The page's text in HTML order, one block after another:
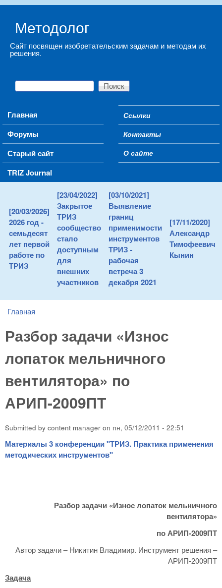
Методолог
Сайт посвящен изобретательским задачам и методам их
решения.
Форма поиска
Поиск
Main menu
Главная
Форумы
Старый сайт
TRIZ Journal
Secondary menu
Ссылки
Контакты
О сайте
[20/03/2026]
2026 год -
семьдесят
лет первой
работе по
ТРИЗ
[23/04/2022]
Закрытое
ТРИЗ
сообщество
стало
доступным
для
внешних
участников
[03/10/2021]
Выявление
границ
применимости
инструментов
ТРИЗ -
рабочая
встреча 3
декабря 2021
[17/11/2020]
Александр
Тимофеевич
Кынин
You are here
Главная
Разбор задачи «Износ
лопаток мельничного
вентилятора» по
АРИП-2009ПТ
Submitted by content manager on пн, 05/12/2011 - 22:51
Материалы 3 конференции "ТРИЗ. Практика применения
методических инструментов"
Разбор задачи «Износ лопаток мельничного
вентилятора»
по АРИП-2009ПТ
Автор задачи – Никитин Владимир. Инструмент решения –
АРИП-2009ПТ
Задача